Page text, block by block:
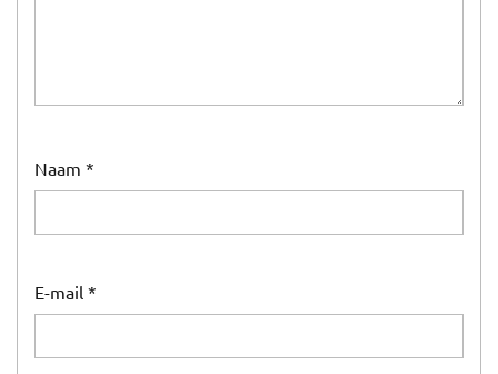
Naam *
E-mail *